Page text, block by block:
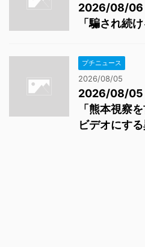
2026/08/06
「騙され続
プチニュース
2026/08/05
2026/08/05
「熊本視察
ビデオにす